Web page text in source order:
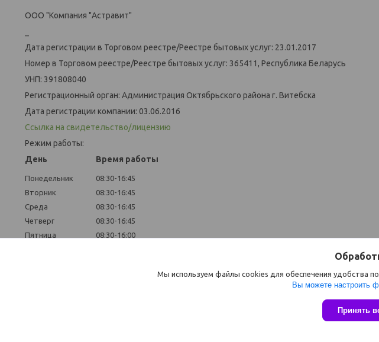
ООО "Компания "Астравит"
Дата регистрации в Торговом реестре/Реестре бытовых услуг: 23.01.2017
Номер в Торговом реестре/Реестре бытовых услуг: 365411, Республика Беларусь
УНП: 391808040
Регистрационный орган: Администрация Октябрьского района г. Витебска
Дата регистрации компании: 03.06.2016
Ссылка на свидетельство/лицензию
Режим работы:
День
Время работы
Понедельник
08:30-16:45
Вторник
08:30-16:45
Среда
08:30-16:45
Четверг
08:30-16:45
Пятница
08:30-16:00
Сайт
Политика
Мы используем файлы cookies для обеспечения удобства
Вы можете настроить
Принять